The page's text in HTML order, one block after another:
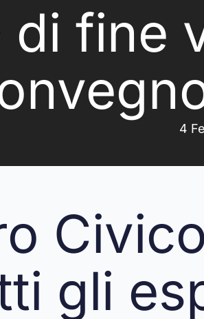
di fine
4
gli